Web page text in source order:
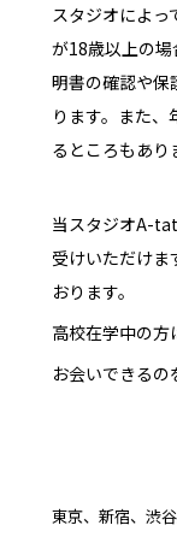
スタジオによ
が18歳以上の
明書の確認や保
ります。また
るところもあり
当スタジオA-
受けいただけま
おります。
高校在学中の方
お会いできるの
東京、新宿、渋